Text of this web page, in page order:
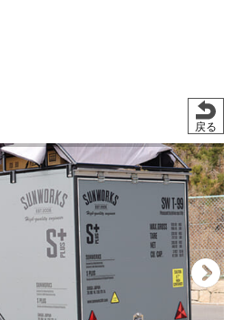
戻る